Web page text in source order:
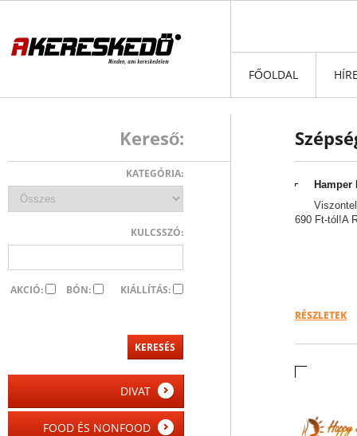
FŐOLDAL
Hamper
690 Ft-tól!A
RÉSZLETEK
Kereső:
KATEGÓRIA:
KULCSSZÓ:
AKCIÓ: BÓN: KIÁLLÍTÁS:
DIVAT
FOOD ÉS NONFOOD